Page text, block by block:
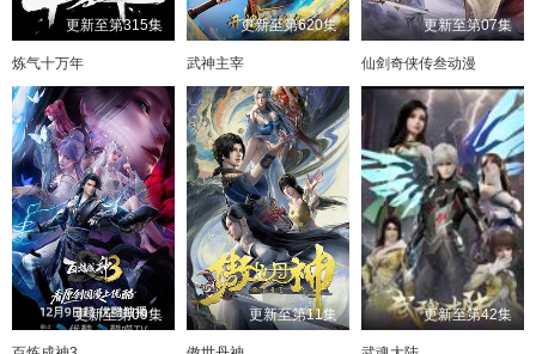
更新至第315集
炼气十万年
更新至第620集
武神主宰
更新至第07集
仙剑奇侠传叁动漫
更新至第09集 更新至第11集 更新至第42集